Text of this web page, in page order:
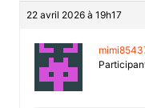
22 avril 2026 à 19h17